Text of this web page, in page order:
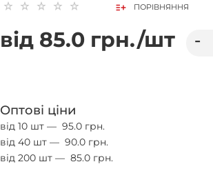
ПОРІВНЯННЯ
від 85.0 грн./шт
Оптові ціни
від 10 шт — 95.0 грн.
від 40 шт — 90.0 грн.
від 200 шт — 85.0 грн.